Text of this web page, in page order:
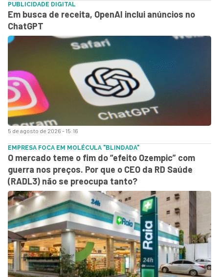
5 de agosto de 2026 - 15:16
PUBLICIDADE DIGITAL
Em busca de receita, OpenAI inclui anúncios no
ChatGPT
EMPRESA FOCA EM MOLÉCULA "BLINDADA"
O mercado teme o fim do “efeito Ozempic” com
guerra nos preços. Por que o CEO da RD Saúde
(RADL3) não se preocupa tanto?